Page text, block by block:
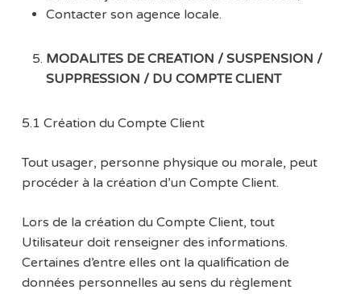
Contacter son agence locale.
MODALITES DE CREATION / SUSPENSION /
SUPPRESSION / DU COMPTE CLIENT
5.1 Création du Compte Client
Tout usager, personne physique ou morale, peut
procéder à la création d’un Compte Client.
Lors de la création du Compte Client, tout
Utilisateur doit renseigner des informations.
Certaines d’entre elles ont la qualification de
données personnelles au sens du règlement